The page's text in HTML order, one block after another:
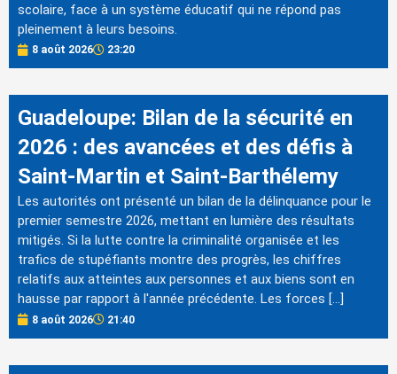
scolaire, face à un système éducatif qui ne répond pas
pleinement à leurs besoins.
8 août 2026 23:20
Guadeloupe: Bilan de la sécurité en
2026 : des avancées et des défis à
Saint-Martin et Saint-Barthélemy
Les autorités ont présenté un bilan de la délinquance pour le
premier semestre 2026, mettant en lumière des résultats
mitigés. Si la lutte contre la criminalité organisée et les
trafics de stupéfiants montre des progrès, les chiffres
relatifs aux atteintes aux personnes et aux biens sont en
hausse par rapport à l'année précédente. Les forces […]
8 août 2026 21:40